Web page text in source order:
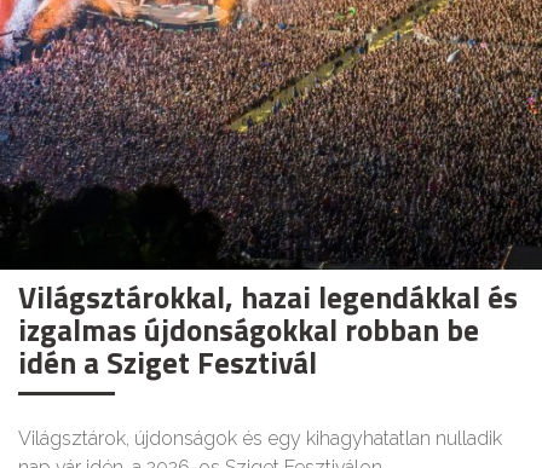
Világsztárokkal, hazai legendákkal és
izgalmas újdonságokkal robban be
idén a Sziget Fesztivál
Világsztárok, újdonságok és egy kihagyhatatlan nulladik